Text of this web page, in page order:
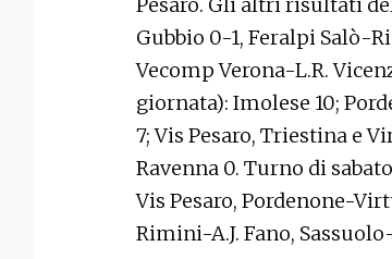
Gubbio 0-1, Feralpi Salò-
Vecomp Verona-L.R.
giornata): Imolese 10;
7; Vis Pesaro, Triestina e
Ravenna 0. Turno di
Vis Pesaro, Pordenone-
Rimini-A.J. Fano,